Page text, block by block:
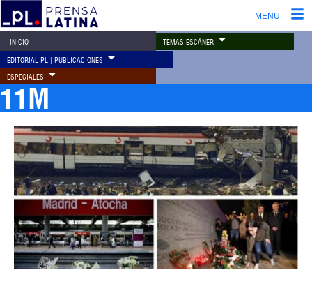
MENU
INICIO TEMAS ESCÁNER
EDITORIAL PL | PUBLICACIONES
ESPECIALES
11M